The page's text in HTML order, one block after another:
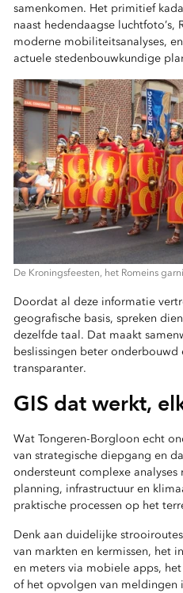
samenkomen. Het primitief
naast hedendaagse luchtfoto’s,
moderne mobiliteitsanalyses,
actuele stedenbouwkundige
De Kroningsfeesten, het Romeins
Doordat al deze informatie
geografische basis, spreken
dezelfde taal. Dat maakt
beslissingen beter onderbouwd
transparanter.
GIS dat werkt,
Wat Tongeren-Borgloon echt
van strategische diepgang en
ondersteunt complexe
planning, infrastructuur en
praktische processen op het
Denk aan duidelijke
van markten en kermissen, het
en meters via mobiele apps,
of het opvolgen van meldingen